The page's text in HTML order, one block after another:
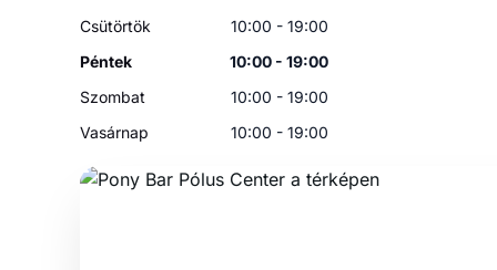
Csütörtök
10:00 - 19:00
Péntek
10:00 - 19:00
Szombat
10:00 - 19:00
Vasárnap
10:00 - 19:00